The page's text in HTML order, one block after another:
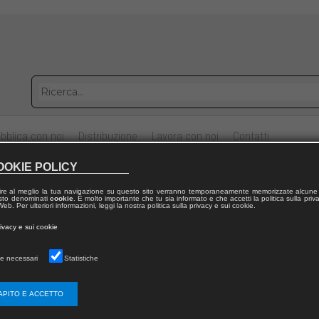
con noi Distribuzione Lavora con noi Contatti
/ Request subscription / Demande de abonnement /
POLICY
al meglio la tua navigazione su questo sito verranno temporaneamente memorizzate alcune
denominati cookie. È molto importante che tu sia informato e che accetti la politica sulla
Per ulteriori informazioni, leggi la nostra politica sulla privacy e sui cookie.
e sui cookie
necessari Statistiche
E ACCETTO